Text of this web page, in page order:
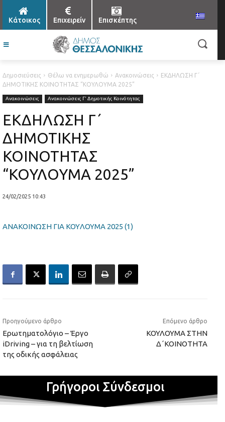
Κάτοικος Επιχειρείν Επισκέπτης
Δημοσιεύσεις Θέλω να ενημερωθώ Ανακοινώσεις
ΕΚΔΗΛΩΣΗ Γ΄
ΔΗΜΟΤΙΚΗΣ ΚΟΙΝΟΤΗΤΑΣ “ΚΟΥΛΟΥΜΑ 2025”
Ανακοινώσεις Ανακοινώσεις Γ' Δημοτικής Κοινότητας
ΕΚΔΗΛΩΣΗ Γ΄
ΔΗΜΟΤΙΚΗΣ
ΚΟΙΝΟΤΗΤΑΣ
“ΚΟΥΛΟΥΜΑ 2025”
24/02/2025 10:43
ΑΝΑΚΟΙΝΩΣΗ ΓΙΑ KOYΛOYMA 2025 (1)
Προηγούμενο άρθρο
Ερωτηματολόγιο – Έργο
iDriving – για τη βελτίωση
της οδικής ασφάλειας
Επόμενο άρθρο
ΚΟΥΛΟΥΜΑ ΣΤΗΝ
Δ΄ΚΟΙΝΟΤΗΤΑ
Γρήγοροι Σύνδεσμοι